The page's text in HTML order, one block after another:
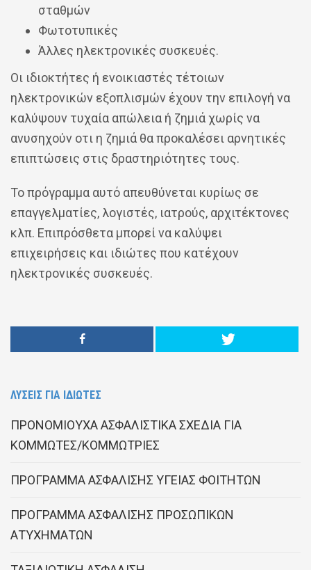
σταθμών
Φωτοτυπικές
Άλλες ηλεκτρονικές συσκευές.
Οι ιδιοκτήτες ή ενοικιαστές τέτοιων
ηλεκτρονικών εξοπλισμών έχουν την επιλογή να
καλύψουν τυχαία απώλεια ή ζημιά χωρίς να
ανυσηχούν οτι η ζημιά θα προκαλέσει αρνητικές
επιπτώσεις στις δραστηριότητες τους.
Το πρόγραμμα αυτό απευθύνεται κυρίως σε
επαγγελματίες, λογιστές, ιατρούς, αρχιτέκτονες
κλπ. Επιπρόσθετα μπορεί να καλύψει
επιχειρήσεις και ιδιώτες που κατέχουν
ηλεκτρονικές συσκευές.
ΛΥΣΕΙΣ ΓΙΑ ΙΔΙΩΤΕΣ
ΠΡΟΝΟΜΙΟΥΧΑ ΑΣΦΑΛΙΣΤΙΚΑ ΣΧΕΔΙΑ ΓΙΑ
ΚΟΜΜΩΤΕΣ/ΚΟΜΜΩΤΡΙΕΣ
ΠΡΟΓΡΑΜΜΑ ΑΣΦΑΛΙΣΗΣ ΥΓΕΙΑΣ ΦΟΙΤΗΤΩΝ
ΠΡΟΓΡΑΜΜΑ ΑΣΦΑΛΙΣΗΣ ΠΡΟΣΩΠΙΚΩΝ
ΑΤΥΧΗΜΑΤΩΝ